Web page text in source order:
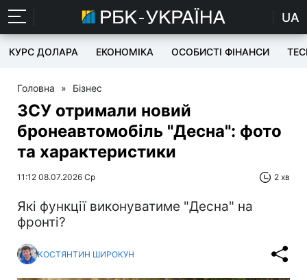
UA
КУРС ДОЛАРА ЕКОНОМІКА ОСОБИСТІ ФІНАНСИ
Головна » Бізнес
ЗСУ отримали новий
бронеавтомобіль "Десна": фото
та характеристики
11:12 08.07.2026 Ср 2 хв
Які функції виконуватиме "Десна" на
фронті?
КОСТЯНТИН ШИРОКУН